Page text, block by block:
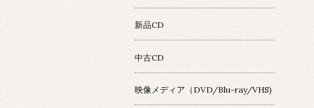
新品CD
中古CD
映像メディア（DVD/Blu-ray/VHS)